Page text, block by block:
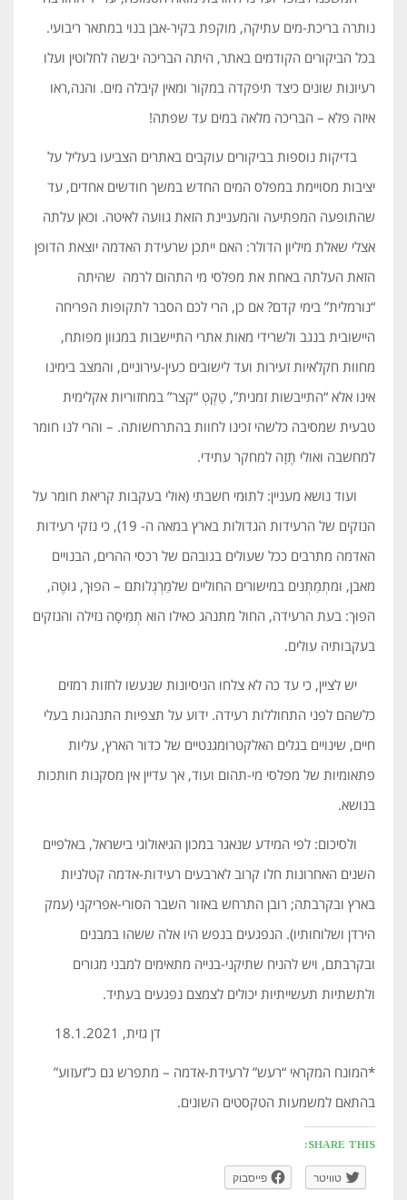
נותרה בריכת-מים עתיקה, מוקפת בקיר-אבן בנוי במתאר ריבועי.
בכל הביקורים הקודמים באתר, היתה הבריכה יבשה לחלוטין ועלו
רעיונות שונים כיצד תיפקדה במקור ומאין קיבלה מים. והנה,ראו
איזה פלא – הבריכה מלאה במים עד שפתה!
בדיקות נוספות בביקורים עוקבים באתרים הצביעו בעליל על
יציבות מסויימת במפלס המים החדש במשך חודשים אחדים, עד
שהתופעה המפתיעה והמעניינת הזאת גוועה לאיטה. וכאן עלתה
אצלי שאלת מיליון הדולר: האם ייתכן שרעידת האדמה יוצאת הדופן
הזאת העלתה באחת את מפלסי מי התהום לרמה שהיתה
“נורמלית” בימי קדם? אם כן, הרי לכם הסבר לתקופות הפריחה
היישובית בנגב ולשרידי מאות אתרי התיישבות במגוון מפותח,
מחוות חקלאיות זעירות ועד לישובים כעין-עירוניים, והמצב בימינו
אינו אלא “התייבשות זמנית”, טַקְטְ “קצר” במחזוריות אקלימית
טבעית שמסיבה כלשהי זכינו לחוות בהתרחשותה. – והרי לנו חומר
למחשבה ואולי תֶזָה למחקר עתידי.
ועוד נושא מעניין: לתוּמי חשבתי (אולי בעקבות קריאת חומר על
הנזקים של הרעידות הגדולות בארץ במאה ה- 19), כי נזקי רעידות
האדמה מתרבים ככל שעולים בגובהם של רכסי ההרים, הבנויים
מאבן, ומתְמַתְנים במישורים החוליים שלמַרְגְלותם – הפוּך, גוּטֶה,
הפוּך: בעת הרעידה, החול מתנהג כאילו הוא תְמִיסָה נזילה והנזקים
בעקבותיה עולים.
יש לציין, כי עד כה לא צלחו הניסיונות שנעשו לחזות רמזים
כלשהם לפני התחוללות רעידה. ידוע על תצפיות התנהגות בעלי
חיים, שינויים בגלים האלקטרומגנטיים של כדור הארץ, עליות
פתאומיות של מפלסי מי-תהום ועוד, אך עדיין אין מסקנות חותכות
בנושא.
ולסיכום: לפי המידע שנאגר במכון הגיאולוגי בישראל, באלפיים
השנים האחרונות חלו קרוב לארבעים רעידות-אדמה קטלניות
בארץ ובקרבתה; רובן התרחש באזור השבר הסורי-אפריקני (עמק
הירדן ושלוחותיו). הנפגעים בנפש היו אלה ששהו במבנים
ובקרבתם, ויש להניח שתיקני-בנייה מתאימים למבני מגורים
ולתשתיות תעשייתיות יכולים לצמצם נפגעים בעתיד.
דן גזית, 18.1.2021
*המונח המקראי “רעש” לרעידת-אדמה – מתפרש גם כ”זעזוע”
בהתאם למשמעות הטקסטים השונים.
SHARE THIS:
טוויטר פייסבוק